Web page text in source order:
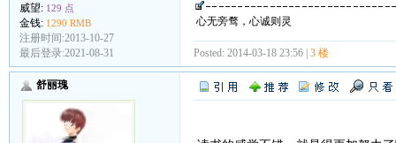
威望: 129 点
金钱: 1290 RMB
注册时间:2013-10-27
最后登录:2021-08-31
心无旁骛，心诚则灵
Posted: 2014-03-18 23:56 | 3 楼
舒丽瑰